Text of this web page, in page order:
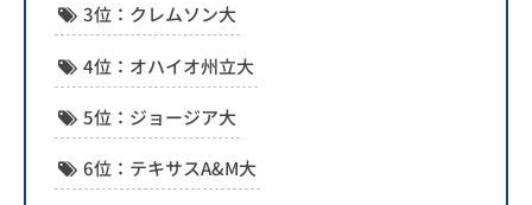
3位：クレムソン大
4位：オハイオ州立大
5位：ジョージア大
6位：テキサスA&M大